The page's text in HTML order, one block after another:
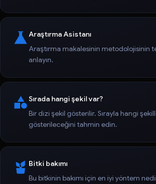
Araştırma Asistanı
Araştırma makalesinin metodolojisinin
anlayın.
Sırada hangi şekil var?
Bir dizi şekil gösterilir. Sırayla hangi
gösterileceğini tahmin edin.
Bitki bakımı
Bu bitkinin bakımı için en iyi yöntem